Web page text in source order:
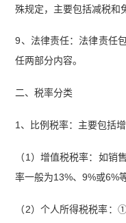
殊规定，主要包括减税和
9、法律责任‌：法律责任
任两部分内容‌。
二、税率分类
1、比例税率：主要包括
（1）增值税税率‌：如销
率一般为13%、9%或6%等‌
（2）个人所得税税率